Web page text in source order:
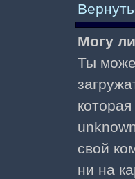
Могу
Ты
свой
ни на